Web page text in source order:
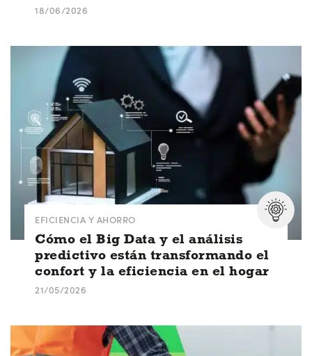
18/06/2026
EFICIENCIA Y AHORRO
Cómo el Big Data y el análisis
predictivo están transformando el
confort y la eficiencia en el hogar
21/05/2026